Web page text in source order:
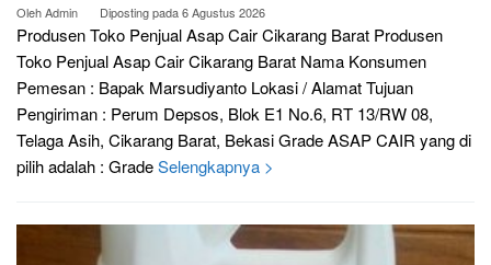
OlehAdmin Diposting pada6 Agustus 2026
Produsen Toko Penjual Asap Cair Cikarang Barat Produsen
Toko Penjual Asap Cair Cikarang Barat Nama Konsumen
Pemesan : Bapak Marsudiyanto Lokasi / Alamat Tujuan
Pengiriman : Perum Depsos, Blok E1 No.6, RT 13/RW 08,
Telaga Asih, Cikarang Barat, Bekasi Grade ASAP CAIR yang di
pilih adalah : GradeSelengkapnya >